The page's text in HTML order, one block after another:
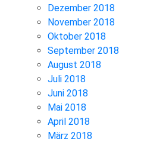
Dezember 2018
November 2018
Oktober 2018
September 2018
August 2018
Juli 2018
Juni 2018
Mai 2018
April 2018
März 2018